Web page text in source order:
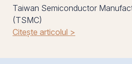
Taiwan Semiconductor
(TSMC)
Citește articolul >